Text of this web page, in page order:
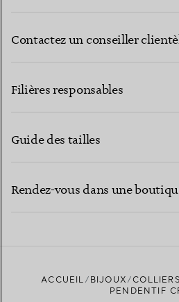
Contactez un conseiller
Filières responsables
Guide des tailles
Rendez-vous dans une
TROUVEZ LA BOUTIQUE LA PLUS
ACCUEIL BIJOUX
PENDENTIF